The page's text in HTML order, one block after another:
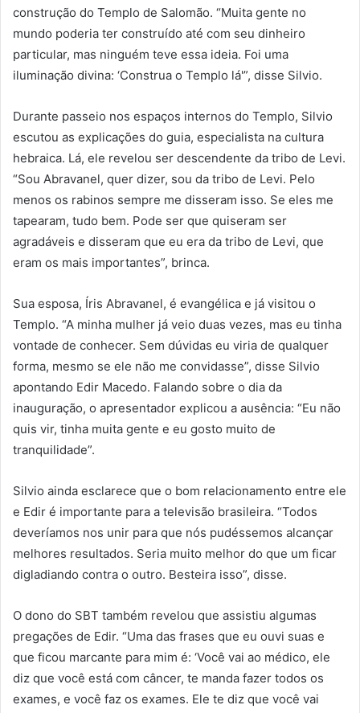
construção do Templo de Salomão. “Muita gente no
mundo poderia ter construído até com seu dinheiro
particular, mas ninguém teve essa ideia. Foi uma
iluminação divina: ‘Construa o Templo lá'”, disse Silvio.
Durante passeio nos espaços internos do Templo, Silvio
escutou as explicações do guia, especialista na cultura
hebraica. Lá, ele revelou ser descendente da tribo de Levi.
“Sou Abravanel, quer dizer, sou da tribo de Levi. Pelo
menos os rabinos sempre me disseram isso. Se eles me
tapearam, tudo bem. Pode ser que quiseram ser
agradáveis e disseram que eu era da tribo de Levi, que
eram os mais importantes”, brinca.
Sua esposa, Íris Abravanel, é evangélica e já visitou o
Templo. “A minha mulher já veio duas vezes, mas eu tinha
vontade de conhecer. Sem dúvidas eu viria de qualquer
forma, mesmo se ele não me convidasse”, disse Silvio
apontando Edir Macedo. Falando sobre o dia da
inauguração, o apresentador explicou a ausência: “Eu não
quis vir, tinha muita gente e eu gosto muito de
tranquilidade”.
Silvio ainda esclarece que o bom relacionamento entre ele
e Edir é importante para a televisão brasileira. “Todos
deveríamos nos unir para que nós pudéssemos alcançar
melhores resultados. Seria muito melhor do que um ficar
digladiando contra o outro. Besteira isso”, disse.
O dono do SBT também revelou que assistiu algumas
pregações de Edir. “Uma das frases que eu ouvi suas e
que ficou marcante para mim é: ‘Você vai ao médico, ele
diz que você está com câncer, te manda fazer todos os
exames, e você faz os exames. Ele te diz que você vai